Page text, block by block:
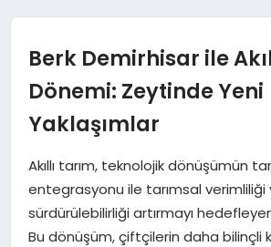
YAŞAM
EKONOMI
SAĞLIK
Berk Demirhisar ile
Dönemi: Zeytinde Yeni
Yaklaşımlar
Akıllı tarım, teknolojik dönüşümün
entegrasyonu ile tarımsal verimliliği
sürdürülebilirliği artırmayı
Bu dönüşüm, çiftçilerin daha bilinçli